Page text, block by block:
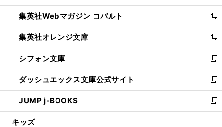
開
く
ウ
で
開
く
ン
ド
ウ
で
開
く
ウ
ィ
ン
ド
ウ
で
開
く
集英社Webマガジン コバルト
新
し
い
ウ
ィ
ン
ド
ウ
で
開
集英社オレンジ文庫
新
し
い
ウ
ィ
ン
ド
ウ
シフォン文庫
新
し
い
ウ
ィ
ン
ダッシュエックス文庫公式サイト
新
し
い
ウ
JUMP j-BOOKS
新
し
キッズ